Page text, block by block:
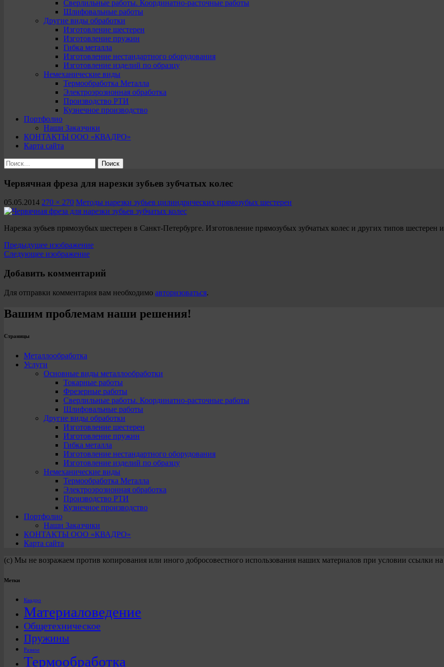
Сверлильные работы. Координатно-расточные работы
Шлифовальные работы
Другие виды обработки
Изготовление шестерен
Изготовление пружин
Гибка металла
Изготовление нестандартного оборудования
Изготовление изделий по образцу
Немеханические виды
Термообработка Металла
Электроэрозионная обработка
Производство РТИ
Кузнечное производство
Портфолио
Наши Заказчики
КОНТАКТЫ ООО «КВАДРО»
Карта сайта
Найти:
Червячная фреза для нарезки зубьев зубчатых колес
05.05.2014 270 × 270 Методы нарезки зубьев цилиндрических прямозубых шестерен
Нарезка зубьев прямозубых шестерен в Санкт-Петербурге. Изготовление прямозубых зубчатых колес и других типов шестерен
Предыдущее изображение
Следующее изображение
Добавить комментарий
Для отправки комментария вам необходимо авторизоваться.
Вашим проблемам наши решения!
Страницы
Металлообработка
Услуги
Основные виды металлообработки
Токарные работы
Фрезерные работы
Сверлильные работы. Координатно-расточные работы
Шлифовальные работы
Другие виды обработки
Изготовление шестерен
Изготовление пружин
Гибка металла
Изготовление нестандартного оборудования
Изготовление изделий по образцу
Немеханические виды
Термообработка Металла
Электроэрозионная обработка
Производство РТИ
Кузнечное производство
Портфолио
Наши Заказчики
КОНТАКТЫ ООО «КВАДРО»
Карта сайта
(с) Мы не возражаем против копирования или иного добросовестного использования наших материалов при условии ссылки
Метки
Квадро
Материаловедение
Общетехническое
Пружины
Разное
Термообработка